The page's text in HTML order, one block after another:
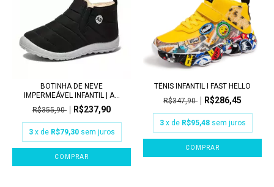
BOTINHA DE NEVE
IMPERMEÁVEL INFANTIL | A...
R$355,90
R$237,90
3 x de R$79,30 sem juros
COMPRAR
TÊNIS INFANTIL I FAST HELLO
R$347,90
R$286,45
3 x de R$95,48 sem juros
COMPRAR